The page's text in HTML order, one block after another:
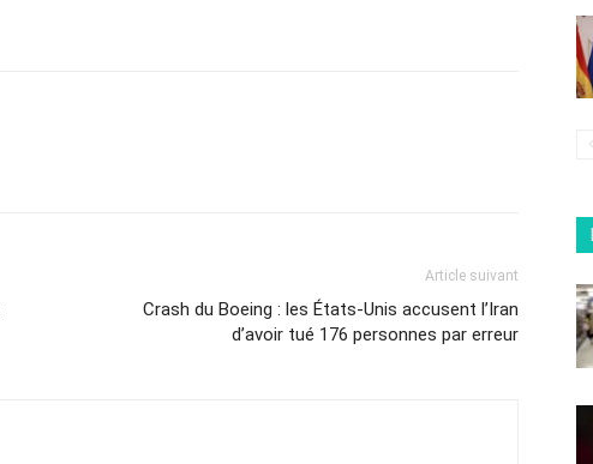
Article suivant
Crash du Boeing : les États-Unis accusent l’Iran
d’avoir tué 176 personnes par erreur